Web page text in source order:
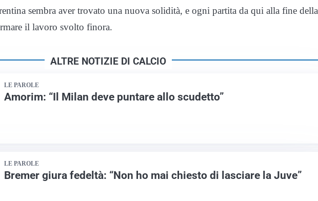
sembra aver trovato una nuova solidità, e ogni partita da qui alla fine della
il lavoro svolto finora.
ALTRE NOTIZIE DI CALCIO
LE PAROLE
Amorim: “Il Milan deve puntare allo scudetto”
LE PAROLE
Bremer giura fedeltà: “Non ho mai chiesto di lasciare la Juve”